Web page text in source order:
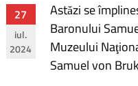
27
iul.
2024
Astăzi se
Baronului
Muzeului
Samuel von
Navigare
în
articole